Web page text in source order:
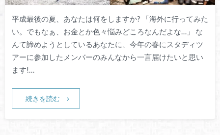
平成最後の夏、あなたは何をしますか? 「海外に行ってみた
い。でもなぁ、お金とか色々悩みどころなんだよな…」 な
んて諦めようとしているあなたに、今年の春にスタディツ
アーに参加したメンバーのみんなから一言届けたいと思い
ます!…
続きを読む